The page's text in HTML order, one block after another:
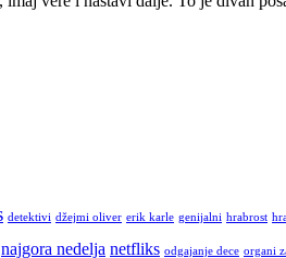
detektivi džejmi oliver erik karle genijalni hrabrost
najgora nedelja netfliks odgajanje dece organi